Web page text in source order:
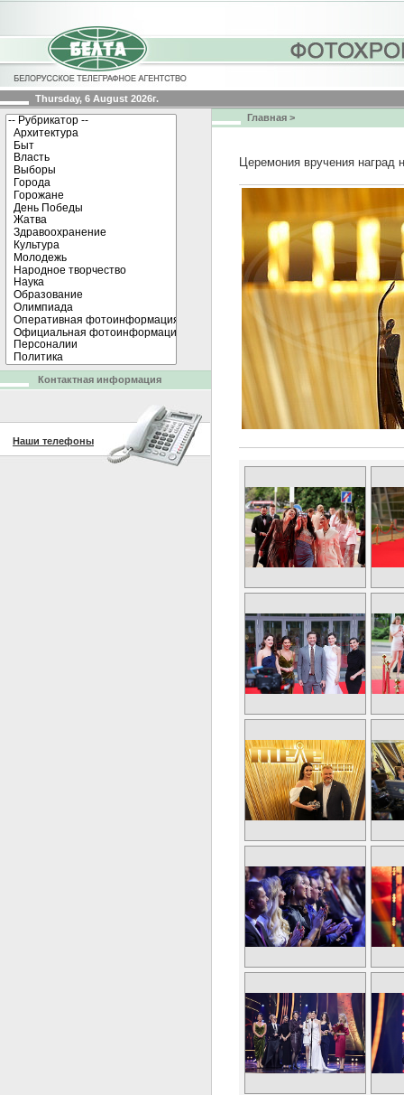
Thursday, 6 August 2026г.
Главная >
Церемония вручения наград
Контактная информация
Наши телефоны